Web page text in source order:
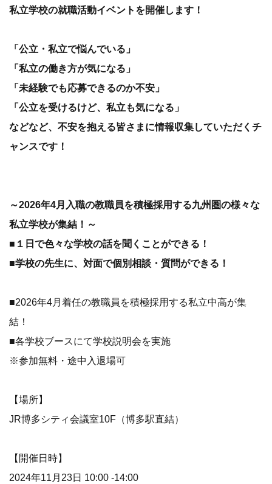
私立学校の就職活動イベントを開催します！
「公立・私立で悩んでいる」
「私立の働き方が気になる」
「未経験でも応募できるのか不安」
「公立を受けるけど、私立も気になる」
などなど、不安を抱える皆さまに情報収集していただくチ
ャンスです！
～2026年4月入職の教職員を積極採用する九州圏の様々な
私立学校が集結！～
■１日で色々な学校の話を聞くことができる！
■学校の先生に、対面で個別相談・質問ができる！
■2026年4月着任の教職員を積極採用する私立中高が集
結！
■各学校ブースにて学校説明会を実施
※参加無料・途中入退場可
【場所】
JR博多シティ会議室10F（博多駅直結）
【開催日時】
2024年11月23日 10:00 -14:00